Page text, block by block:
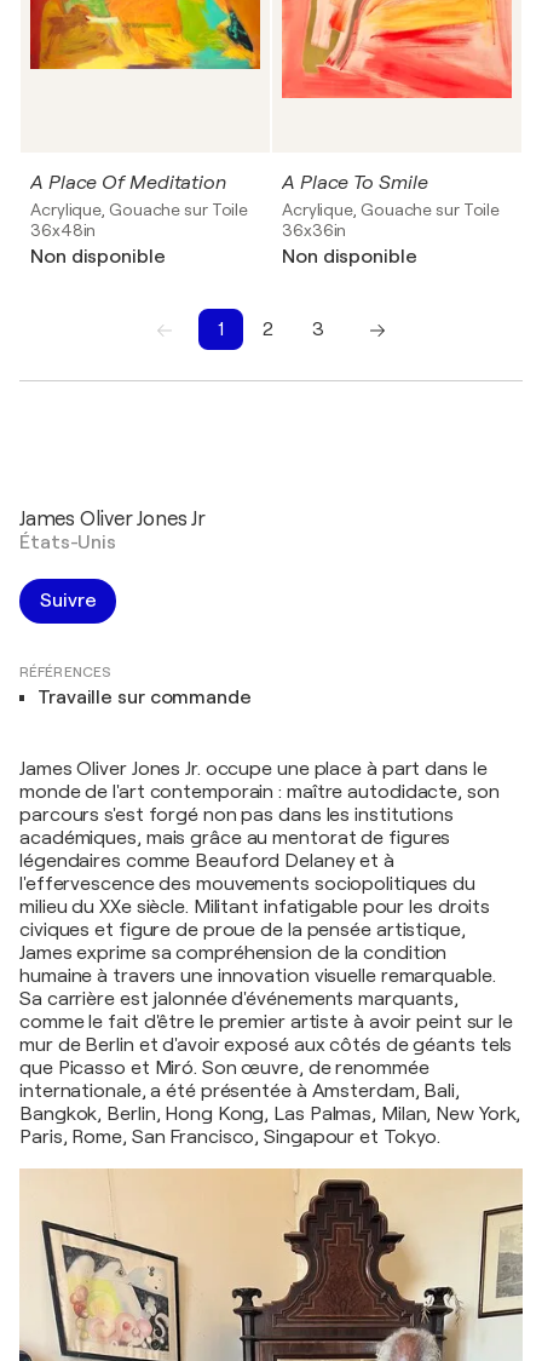
A Place Of Meditation
Acrylique, Gouache sur Toile
36x48in
Non disponible
A Place To Smile
Acrylique, Gouache sur Toile
36x36in
Non disponible
1 2
3
James Oliver Jones Jr
États-Unis
Suivre
RÉFÉRENCES
Travaille sur commande
James Oliver Jones Jr. occupe une place à part dans le
monde de l'art contemporain : maître autodidacte, son
parcours s'est forgé non pas dans les institutions
académiques, mais grâce au mentorat de figures
légendaires comme Beauford Delaney et à
l'effervescence des mouvements sociopolitiques du
milieu du XXe siècle. Militant infatigable pour les droits
civiques et figure de proue de la pensée artistique,
James exprime sa compréhension de la condition
humaine à travers une innovation visuelle remarquable.
Sa carrière est jalonnée d'événements marquants,
comme le fait d'être le premier artiste à avoir peint sur le
mur de Berlin et d'avoir exposé aux côtés de géants tels
que Picasso et Miró. Son œuvre, de renommée
internationale, a été présentée à Amsterdam, Bali,
Bangkok, Berlin, Hong Kong, Las Palmas, Milan, New York,
Paris, Rome, San Francisco, Singapour et Tokyo.